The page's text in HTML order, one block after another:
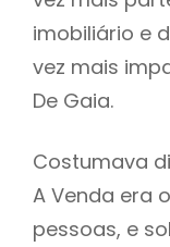
imobiliário e
vez mais
De Gaia.
Costumava
A Venda era
pessoas, e